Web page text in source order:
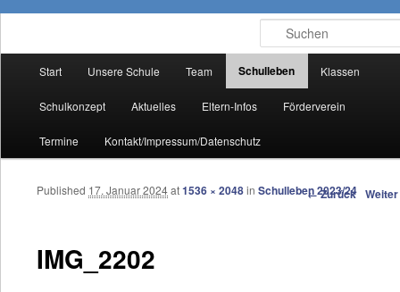
Zum Inhalt wechseln
Zum sekundären Inhalt wechseln
Start Unsere Schule Team Schulleben Klassen
Schulkonzept Aktuelles Eltern-Infos Förderverein
Termine Kontakt/Impressum/Datenschutz
Bilder-Navigation ← Zurück
IMG_2202
Published 17. Januar 2024at1536 × 2048in Schulleben 2023/24